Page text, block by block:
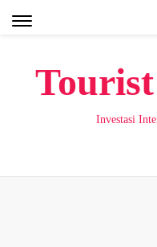
Investasi